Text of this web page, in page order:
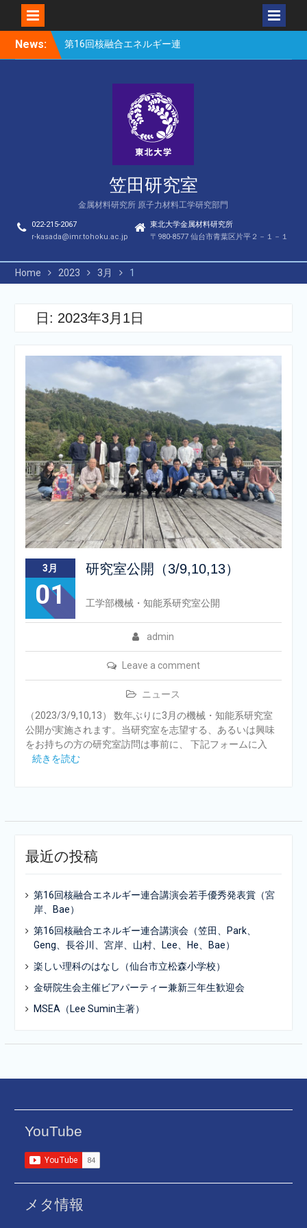
News:
第16回核融合エネルギー連
合講演会（笠田、Park、
村、Lee、He、Bae）
楽しい理科のはなし（仙台
市立松森小学校）
第16回核融合エネルギー連
合講演会若手優秀発表賞
笠田研究室
金属材料研究所 原子力材料工学研究部門
022-215-2067
r-kasada@imr.tohoku.ac.jp
東北大学金属材料研究所
〒980-8577 仙台市青葉区片平２－１－１
Home 2023 3月 1
日: 2023年3月1日
3月
01
研究室公開（3/9,10,13）
admin
Leave a comment
ニュース
工学部機械・知能系研究室公開
（2023/3/9,10,13） 数年ぶりに3月の機械・知能系研究室
公開が実施されます。当研究室を志望する、あるいは興味
をお持ちの方の研究室訪問は事前に、 下記フォームに入
続きを読む
最近の投稿
第16回核融合エネルギー連合講演会若手優秀発表賞（宮
岸、Bae）
第16回核融合エネルギー連合講演会（笠田、Park、
Geng、長谷川、宮岸、山村、Lee、He、Bae）
楽しい理科のはなし（仙台市立松森小学校）
金研院生会主催ビアパーティー兼新三年生歓迎会
MSEA（Lee Sumin主著）
YouTube
メタ情報